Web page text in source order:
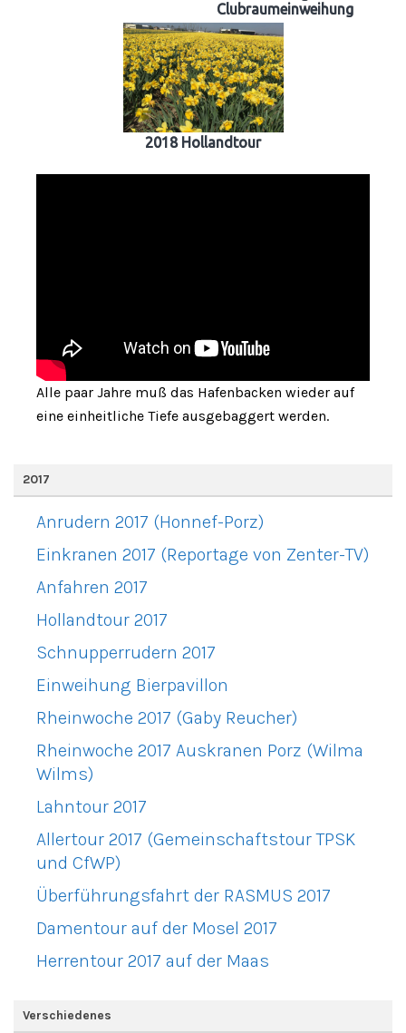
Clubraumeinweihung
2018 Hollandtour
Alle paar Jahre muß das Hafenbacken wieder auf
eine einheitliche Tiefe ausgebaggert werden.
2017
Anrudern 2017 (Honnef-Porz)
Einkranen 2017 (Reportage von Zenter-TV)
Anfahren 2017
Hollandtour 2017
Schnupperrudern 2017
Einweihung Bierpavillon
Rheinwoche 2017 (Gaby Reucher)
Rheinwoche 2017 Auskranen Porz (Wilma
Wilms)
Lahntour 2017
Allertour 2017 (Gemeinschaftstour TPSK
und CfWP)
Überführungsfahrt der RASMUS 2017
Damentour auf der Mosel 2017
Herrentour 2017 auf der Maas
Verschiedenes